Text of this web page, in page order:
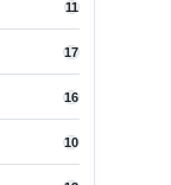
11
17
16
10